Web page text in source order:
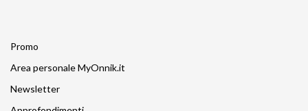
Promo
Area personale MyOnnik.it
Newsletter